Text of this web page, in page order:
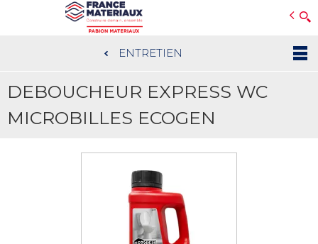
au
contenu
ENTRETIEN
DEBOUCHEUR EXPRESS WC
MICROBILLES ECOGEN